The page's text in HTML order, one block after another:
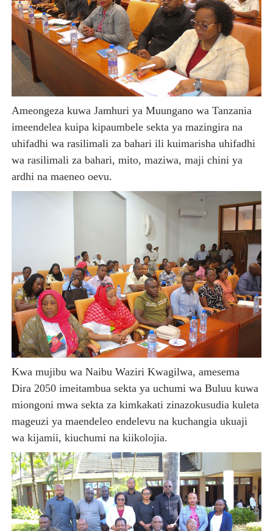
Ameongeza kuwa Jamhuri ya Muungano wa Tanzania
imeendelea kuipa kipaumbele sekta ya mazingira na
uhifadhi wa rasilimali za bahari ili kuimarisha uhifadhi
wa rasilimali za bahari, mito, maziwa, maji chini ya
ardhi na maeneo oevu.
Kwa mujibu wa Naibu Waziri Kwagilwa, amesema
Dira 2050 imeitambua sekta ya uchumi wa Buluu kuwa
miongoni mwa sekta za kimkakati zinazokusudia kuleta
mageuzi ya maendeleo endelevu na kuchangia ukuaji
wa kijamii, kiuchumi na kiikolojia.